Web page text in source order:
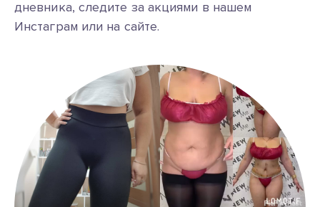
дневника, следите за акциями в нашем
Инстаграм или на сайте.